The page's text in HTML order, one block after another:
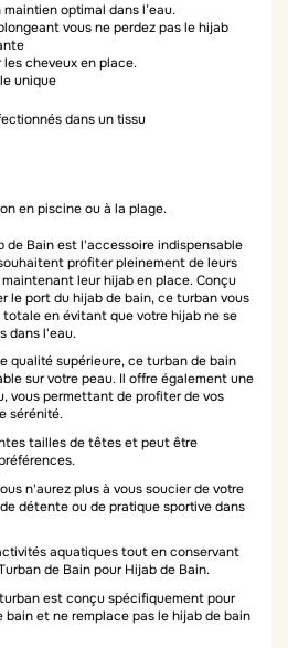
optimal dans l’eau.
vous ne perdez pas le hijab
cheveux en place.
unique
dans un tissu
en piscine ou à la plage.
de Bain est l'accessoire indispensable
profiter pleinement de leurs
leur hijab en place. Conçu
le port du hijab de bain, ce turban vous
en évitant que votre hijab ne se
dans l'eau.
qualité supérieure, ce turban de bain
sur votre peau. Il offre également une
vous permettant de profiter de vos
sérénité.
tailles de têtes et peut être
n'aurez plus à vous soucier de votre
détente ou de pratique sportive dans
aquatiques tout en conservant
de Bain pour Hijab de Bain.
est conçu spécifiquement pour
et ne remplace pas le hijab de bain